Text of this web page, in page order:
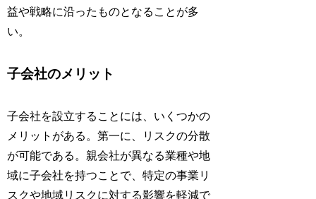
益や戦略に沿ったものとなることが多
い。
子会社のメリット
子会社を設立することには、いくつかの
メリットがある。第一に、リスクの分散
が可能である。親会社が異なる業種や地
域に子会社を持つことで、特定の事業リ
スクや地域リスクに対する影響を軽減で